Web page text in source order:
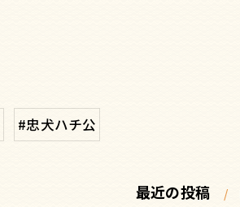
#忠犬ハチ公
最近の投稿